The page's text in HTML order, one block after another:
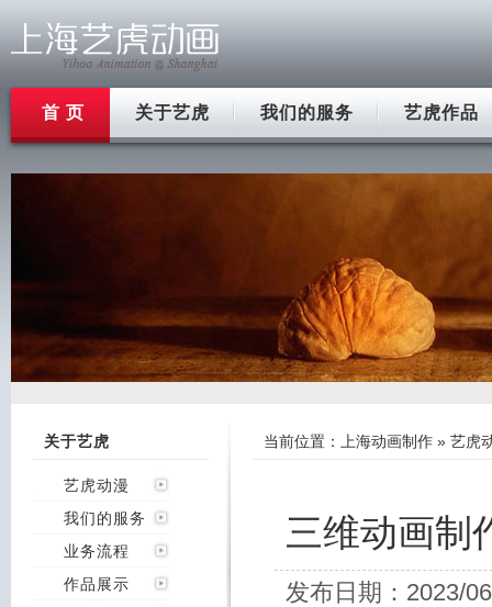
首 页 关于艺虎 我们的服务 艺虎作品
关于艺虎
艺虎动漫
我们的服务
业务流程
作品展示
当前位置： 上海动画制作 » 艺虎
三维动画制
发布日期：2023/